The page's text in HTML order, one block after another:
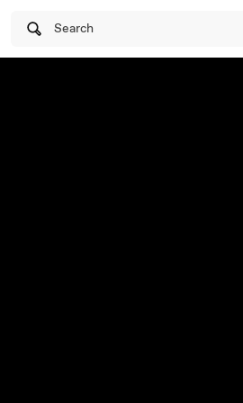
Search